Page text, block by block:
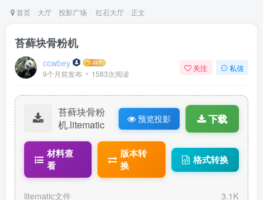
首页 大厅 投影广场 红石大厅 正文
苔藓块骨粉机
ccwbey
9个月前发布 1583次阅读
关注 私信
苔藓块骨粉
机.litematic
预览投影 下载
材料查
看
版本转
换
格式转换
litematic文件 3.1K